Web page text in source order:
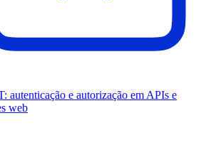
autenticação e autorização em APIs e
web